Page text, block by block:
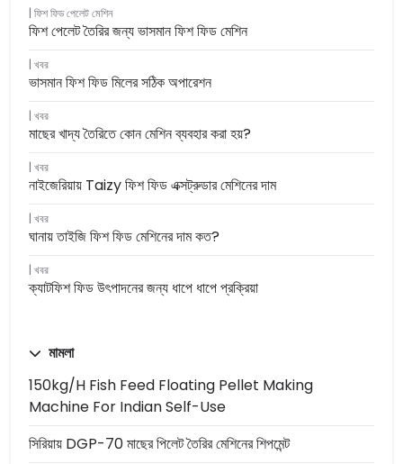
ফিশ ফিড পেলেট মেশিন
ফিশ পেলেট তৈরির জন্য ভাসমান ফিশ ফিড মেশিন
খবর
ভাসমান ফিশ ফিড মিলের সঠিক অপারেশন
খবর
মাছের খাদ্য তৈরিতে কোন মেশিন ব্যবহার করা হয়?
খবর
নাইজেরিয়ায় Taizy ফিশ ফিড এক্সট্রুডার মেশিনের দাম
খবর
ঘানায় তাইজি ফিশ ফিড মেশিনের দাম কত?
খবর
ক্যাটফিশ ফিড উৎপাদনের জন্য ধাপে ধাপে প্রক্রিয়া
মামলা
150kg/h Fish Feed Floating Pellet Making
Machine For Indian Self-Use
সিরিয়ায় DGP-70 মাছের পিলেট তৈরির মেশিনের শিপমেন্ট